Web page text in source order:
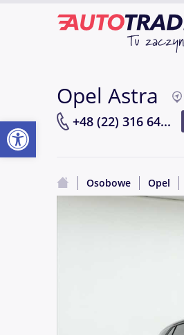
Opel Astra
+48 (22) 316 64...
Osobowe Opel
Otwórz pasek narzędzi